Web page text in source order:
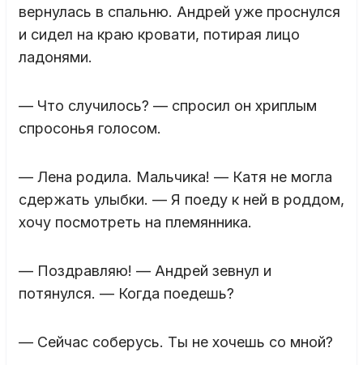
вернулась в спальню. Андрей уже проснулся
и сидел на краю кровати, потирая лицо
ладонями.
— Что случилось? — спросил он хриплым
спросонья голосом.
— Лена родила. Мальчика! — Катя не могла
сдержать улыбки. — Я поеду к ней в роддом,
хочу посмотреть на племянника.
— Поздравляю! — Андрей зевнул и
потянулся. — Когда поедешь?
— Сейчас соберусь. Ты не хочешь со мной?